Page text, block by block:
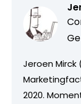
Jeroen Mirck
2020.